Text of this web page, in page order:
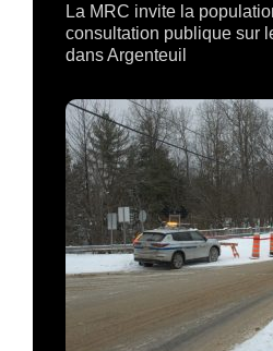
La MRC invite la
consultation publique sur
dans Argenteuil